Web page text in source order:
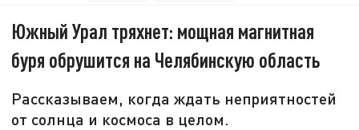
Южный Урал тряхнет: мощная магнитная
буря обрушится на Челябинскую область
Рассказываем, когда ждать неприятностей
от солнца и космоса в целом.